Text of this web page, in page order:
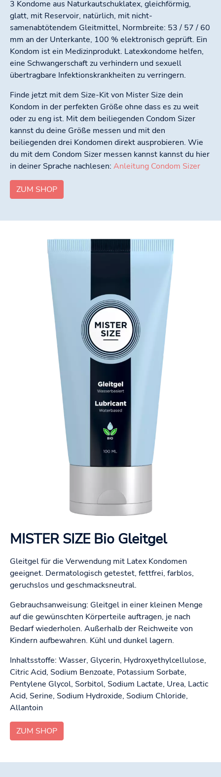
3 Kondome aus Naturkautschuklatex, gleichförmig,
glatt, mit Reservoir, natürlich, mit nicht-
samenabtötendem Gleitmittel, Normbreite: 53 / 57 / 60
mm an der Unterkante, 100 % elektronisch geprüft. Ein
Kondom ist ein Medizinprodukt. Latexkondome helfen,
eine Schwangerschaft zu verhindern und sexuell
übertragbare Infektionskrankheiten zu verringern.
Finde jetzt mit dem Size-Kit von Mister Size dein
Kondom in der perfekten Größe ohne dass es zu weit
oder zu eng ist. Mit dem beiliegenden Condom Sizer
kannst du deine Größe messen und mit den
beiliegenden drei Kondomen direkt ausprobieren. Wie
du mit dem Condom Sizer messen kannst kannst du hier
in deiner Sprache nachlesen: Anleitung Condom Sizer
ZUM SHOP
MISTER SIZE Bio Gleitgel
Gleitgel für die Verwendung mit Latex Kondomen
geeignet. Dermatologisch getestet, fettfrei, farblos,
geruchslos und geschmacksneutral.
Gebrauchsanweisung: Gleitgel in einer kleinen Menge
auf die gewünschten Körperteile auftragen, je nach
Bedarf wiederholen. Außerhalb der Reichweite von
Kindern aufbewahren. Kühl und dunkel lagern.
Inhaltsstoffe: Wasser, Glycerin, Hydroxyethylcellulose,
Citric Acid, Sodium Benzoate, Potassium Sorbate,
Pentylene Glycol, Sorbitol, Sodium Lactate, Urea, Lactic
Acid, Serine, Sodium Hydroxide, Sodium Chloride,
Allantoin
ZUM SHOP